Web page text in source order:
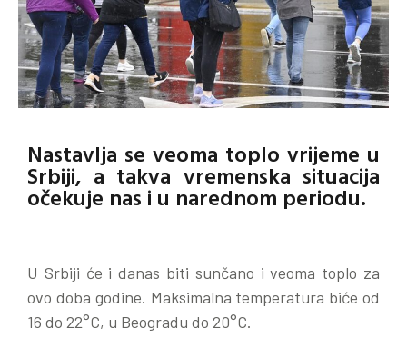
Nastavlja se veoma toplo vrijeme u
Srbiji, a takva vremenska situacija
očekuje nas i u narednom periodu.
U Srbiji će i danas biti sunčano i veoma toplo za
ovo doba godine. Maksimalna temperatura biće od
16 do 22°C, u Beogradu do 20°C.